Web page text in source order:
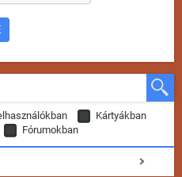
Kártyákban
Fórumokban